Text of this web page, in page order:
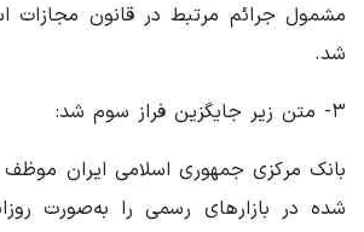
مشمول جرائم مرتبط در قانون
شد.
۳- متن زیر جایگزین فراز سوم شد:
بانک مرکزی جمهوری اسلامی ایران
شده در بازارهای رسمی را ‌به‌صورت